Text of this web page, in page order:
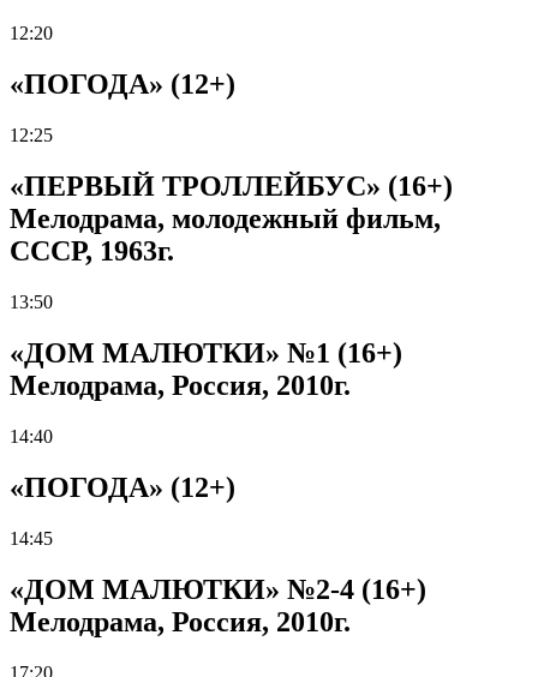
12:20
«ПОГОДА» (12+)
12:25
«ПЕРВЫЙ ТРОЛЛЕЙБУС» (16+)
Мелодрама, молодежный фильм,
СССР, 1963г.
13:50
«ДОМ МАЛЮТКИ» №1 (16+)
Мелодрама, Россия, 2010г.
14:40
«ПОГОДА» (12+)
14:45
«ДОМ МАЛЮТКИ» №2-4 (16+)
Мелодрама, Россия, 2010г.
17:20